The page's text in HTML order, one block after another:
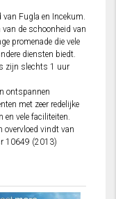
Fugla en Incekum.
van de schoonheid van
promenade die vele
diensten biedt.
zijn slechts 1 uur
ontspannen
met zeer redelijke
en vele faciliteiten.
overvloed vindt van
10649 (2013)